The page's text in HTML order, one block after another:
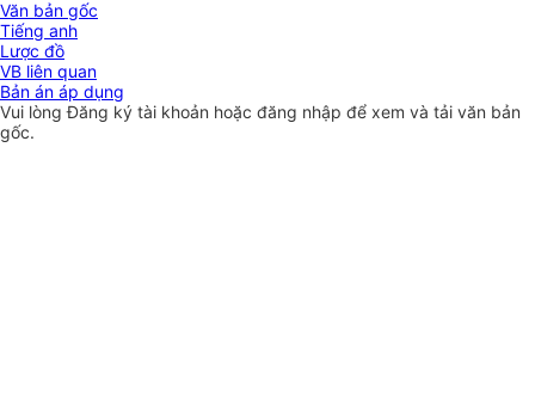
Văn bản gốc
Tiếng anh
Lược đồ
VB liên quan
Bản án áp dụng
Vui lòngĐăng ký tài khoản hoặc đăng nhập để xem và tải văn bản
gốc.